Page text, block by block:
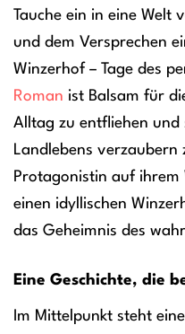
Tauche ein in eine Welt
und dem Versprechen
Winzerhof – Tage des
Roman ist Balsam für
Alltag zu entfliehen und
Landlebens verzaubern
Protagonistin auf ihrem
einen idyllischen
das Geheimnis des
Eine Geschichte, die
Im Mittelpunkt steht